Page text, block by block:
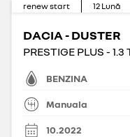
renew start 12 Lună
DACIA - DUSTER
BENZINA
Manuala
10.2022